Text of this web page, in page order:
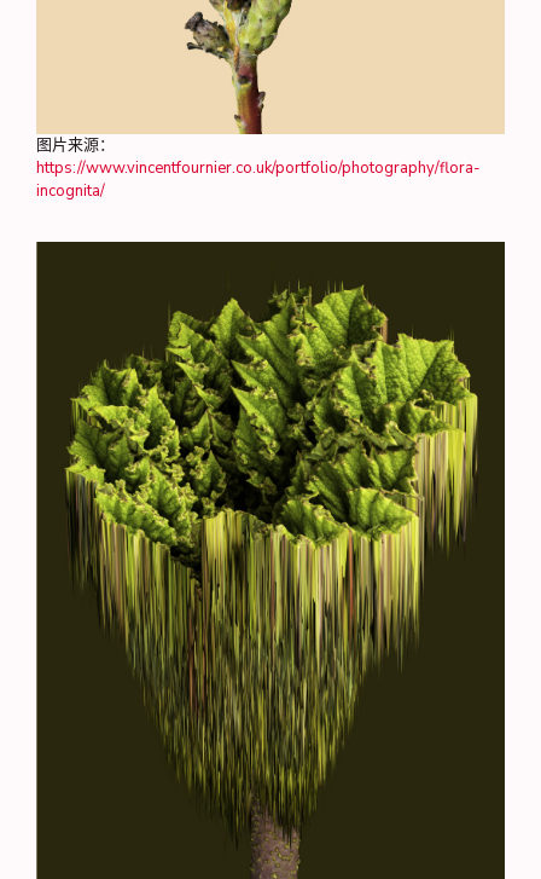
图片来源：
https://www.vincentfournier.co.uk/portfolio/photography/flora-
incognita/